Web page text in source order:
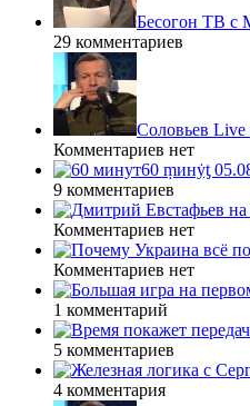
Бесогон ТВ с
29 комментариев
Соловьев
Комментариев нет
60 ṃинẏƫ
9 комментариев
Комментариев нет
Комментариев нет
1 комментарий
5 комментариев
4 комментария